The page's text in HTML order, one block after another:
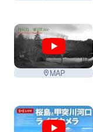
MAP